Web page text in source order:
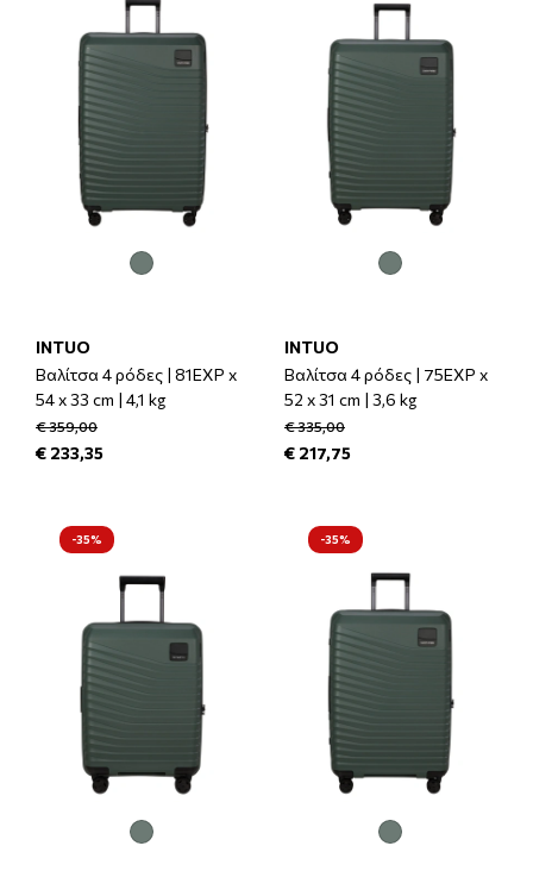
INTUO
Βαλίτσα 4 ρόδες | 81EXP x
54 x 33 cm | 4,1 kg
€ 359,00
€ 233,35
INTUO
Βαλίτσα 4 ρόδες | 75EXP x
52 x 31 cm | 3,6 kg
€ 335,00
€ 217,75
-35% -35%